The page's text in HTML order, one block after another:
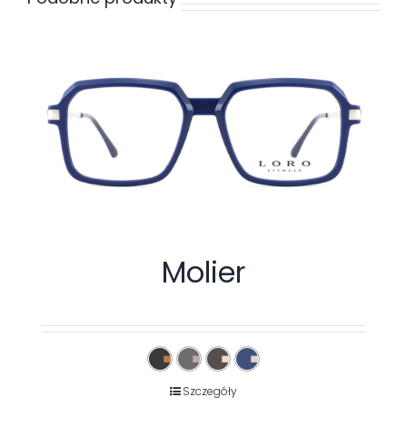
Molier
Szczegóły